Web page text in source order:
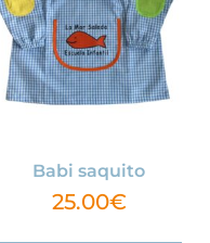
Babi saquito
25.00€